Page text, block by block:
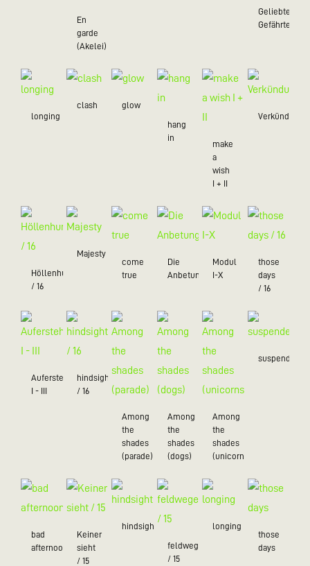
En
garde
(Akelei)
Geliebte
Gefährten
longing
clash glow
hang
in
make
a
wish
I + II
Verkündung
Höllenhund
/ 16
Majesty
come
true
Die
Anbetung
Modul
I-X
those
days
/ 16
Auferstehung
I - III
hindsight
/ 16
Among
the
shades
(parade)
Among
the
shades
(dogs)
Among
the
shades
(unicorns)
suspended
bad
afternoon
Keiner
sieht
/ 15
hindsight
feldwegein
/ 15
longing
those
days